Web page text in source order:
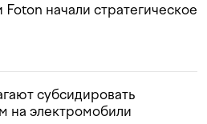
начали стратегическое
субсидировать
на электромобили